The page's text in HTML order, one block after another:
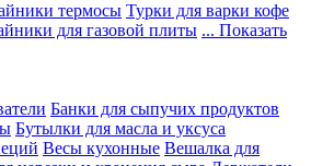
термосы Турки для варки кофе
для газовой плиты ... Показать
Банки для сыпучих продуктов
Бутылки для масла и уксуса
Весы кухонные Вешалка для